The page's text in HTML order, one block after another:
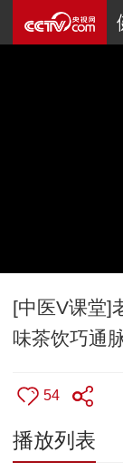
[中医V课堂]
味茶饮巧通
54
播放列表